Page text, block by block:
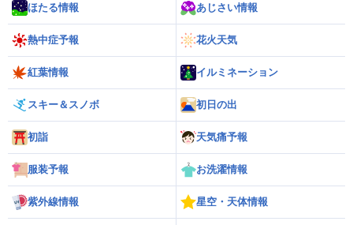
ほたる情報 あじさい情報
熱中症予報 花火天気
紅葉情報 イルミネーション
スキー＆スノボ 初日の出
初詣 天気痛予報
服装予報 お洗濯情報
紫外線情報 星空・天体情報